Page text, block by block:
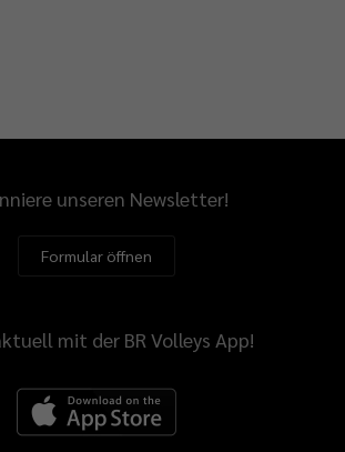
unseren Newsletter!
Formular öffnen
mit der BR Volleys App!